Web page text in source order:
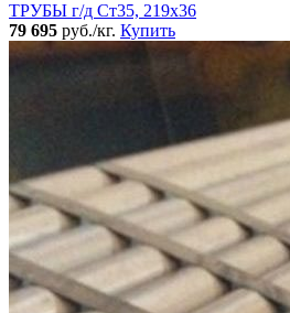
ТРУБЫ г/д Ст35, 219х36
79 695 руб./кг. Купить